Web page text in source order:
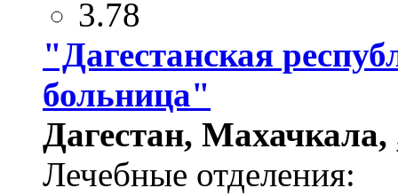
3.78
"Дагестанская
больница"
Дагестан,
Лечебные отделения: